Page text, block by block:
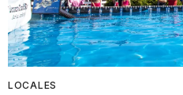
LOCALES